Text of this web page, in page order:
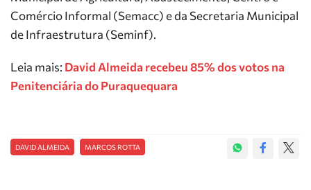
Comércio Informal (Semacc) e da Secretaria Municipal
de Infraestrutura (Seminf).
Leia mais: David Almeida recebeu 85% dos votos na
Penitenciária do Puraquequara
DAVID ALMEIDA MARCOS ROTTA